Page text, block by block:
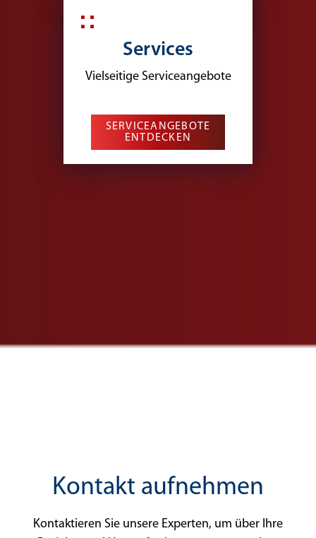
Services
Vielseitige Serviceangebote
SERVICEANGEBOTE
ENTDECKEN
Kontakt aufnehmen
Kontaktieren Sie unsere Experten, um über Ihre